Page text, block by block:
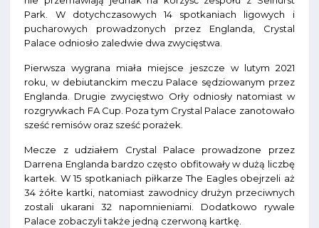
Park. W dotychczasowych 14 spotkaniach ligowych i
pucharowych prowadzonych przez Englanda, Crystal
Palace odniosło zaledwie dwa zwycięstwa.
Pierwsza wygrana miała miejsce jeszcze w lutym 2021
roku, w debiutanckim meczu Palace sędziowanym przez
Englanda. Drugie zwycięstwo Orły odniosły natomiast w
rozgrywkach FA Cup. Poza tym Crystal Palace zanotowało
sześć remisów oraz sześć porażek.
Mecze z udziałem Crystal Palace prowadzone przez
Darrena Englanda bardzo często obfitowały w dużą liczbę
kartek. W 15 spotkaniach piłkarze The Eagles obejrzeli aż
34 żółte kartki, natomiast zawodnicy drużyn przeciwnych
zostali ukarani 32 napomnieniami. Dodatkowo rywale
Palace zobaczyli także jedną czerwoną kartkę.